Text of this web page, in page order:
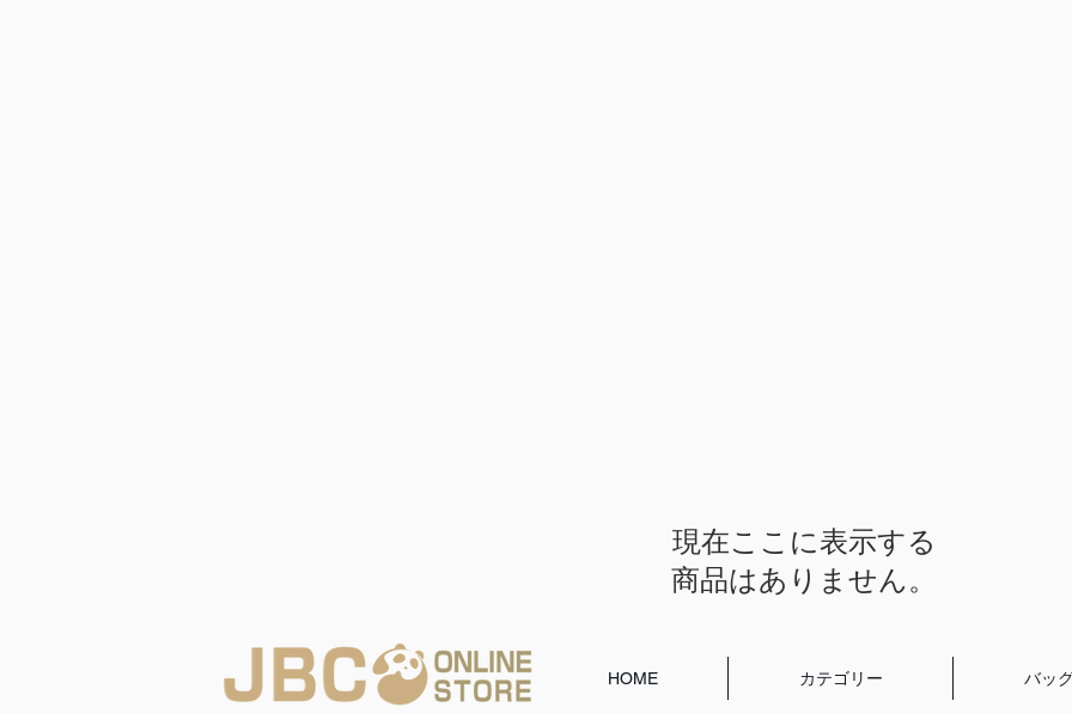
現在ここに表示する
商品はありません。
HOME カテゴリー バッ